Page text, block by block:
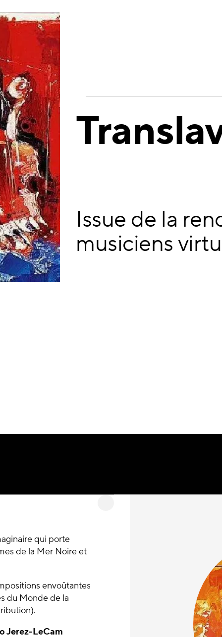
Issue de la
musiciens
qui porte
de la Mer Noire et
envoûtantes
du Monde de la
Jerez-LeCam